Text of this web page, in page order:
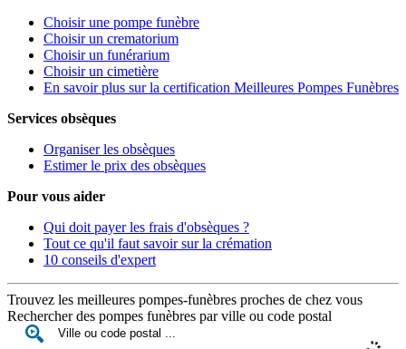
Choisir une pompe funèbre
Choisir un crematorium
Choisir un funérarium
Choisir un cimetière
En savoir plus sur la certification Meilleures Pompes Funèbres
Services obsèques
Organiser les obsèques
Estimer le prix des obsèques
Pour vous aider
Qui doit payer les frais d'obsèques ?
Tout ce qu'il faut savoir sur la crémation
10 conseils d'expert
Trouvez les meilleures pompes-funèbres proches de chez vous
Rechercher des pompes funèbres par ville ou code postal